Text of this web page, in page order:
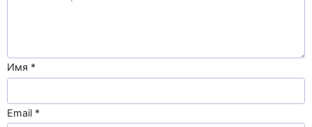
Имя *
Email *